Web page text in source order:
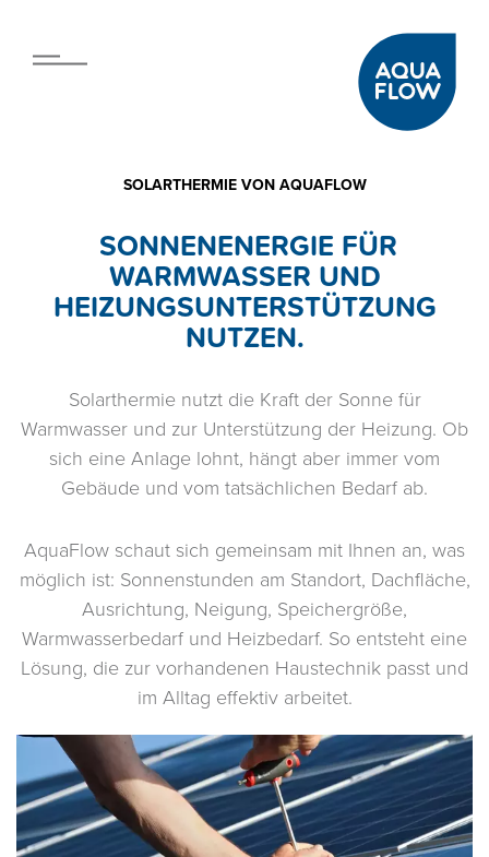
SOLARTHERMIE VON AQUAFLOW
SONNENENERGIE FÜR
WARMWASSER UND
HEIZUNGSUNTERSTÜTZUNG
NUTZEN.
Solarthermie nutzt die Kraft der Sonne für
Warmwasser und zur Unterstützung der Heizung. Ob
sich eine Anlage lohnt, hängt aber immer vom
Gebäude und vom tatsächlichen Bedarf ab.
AquaFlow schaut sich gemeinsam mit Ihnen an, was
möglich ist: Sonnenstunden am Standort, Dachfläche,
Ausrichtung, Neigung, Speichergröße,
Warmwasserbedarf und Heizbedarf. So entsteht eine
Lösung, die zur vorhandenen Haustechnik passt und
im Alltag effektiv arbeitet.